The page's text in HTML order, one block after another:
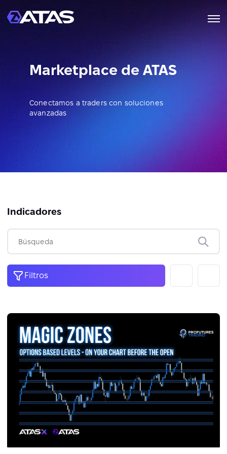
Marketplace de ATAS
Conectamos a traders con soluciones
avanzadas
Indicadores
Filtros